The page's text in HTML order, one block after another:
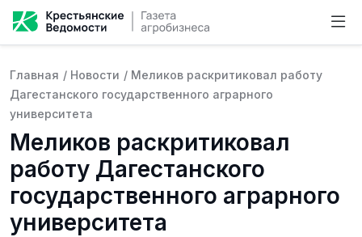
Главная / Новости / Меликов раскритиковал работу
Дагестанского государственного аграрного
университета
Меликов раскритиковал
работу Дагестанского
государственного аграрного
университета